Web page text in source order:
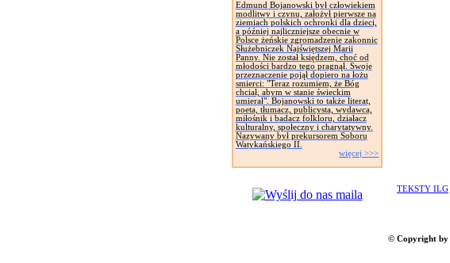
Edmund Bojanowski był człowiekiem
modlitwy i czynu, założył pierwsze na
ziemiach polskich ochronki dla dzieci,
a później najliczniejsze obecnie w
Polsce żeńskie zgromadzenie zakonnic
Służebniczek Najświętszej Marii
Panny. Nie został księdzem, choć od
młodości bardzo tego pragnął. Swoje
przeznaczenie pojął dopiero na łożu
smierci: "Teraz rozumiem, że Bóg
chciał, abym w stanie świeckim
umierał". Bojanowski to także literat,
poeta, tłumacz, publicysta, wydawca,
miłośnik i badacz folkloru, działacz
kulturalny, społeczny i charytatywny.
Nazywany był prekursorem Soboru
Watykańskiego II.
więcej >>>
TEKSTY ILG
© Copyright by